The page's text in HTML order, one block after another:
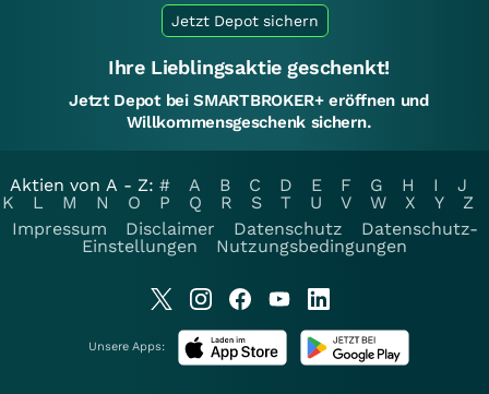
Jetzt Depot sichern
Ihre Lieblingsaktie geschenkt!
Jetzt Depot bei SMARTBROKER+ eröffnen und
Willkommensgeschenk sichern.
Aktien von A - Z: # A B C D E F G H I
J
K
L M N O P Q R S T U V W X Y
Z
Impressum
Disclaimer Datenschutz
Datenschutz-
Einstellungen
Nutzungsbedingungen
Unsere Apps: